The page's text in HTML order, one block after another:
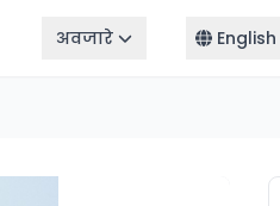
अवजारे English